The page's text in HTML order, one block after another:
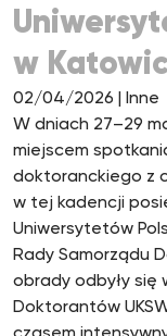
w
02/04/2026 | Inne
W dniach 27–29
miejscem
doktoranckiego z
w tej kadencji
Uniwersytetów
Rady Samorządu
obrady odbyły się
Doktorantów